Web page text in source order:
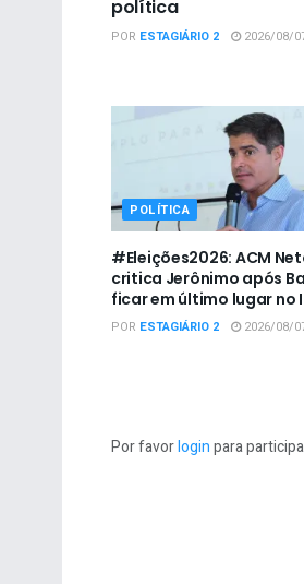
política
POR ESTAGIÁRIO 2 2026/08/
POLÍTICA
#Eleições2026: ACM
critica Jerônimo após
ficar em último lugar no
POR ESTAGIÁRIO 2 2026/08/
Por favorloginpara